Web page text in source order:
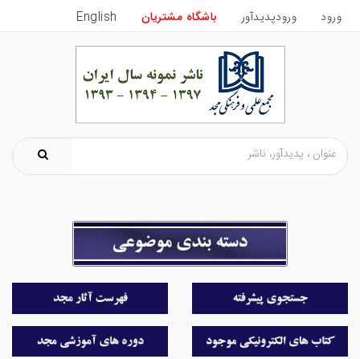
ورود ورودپدیدآور باشگاه مشتریان English